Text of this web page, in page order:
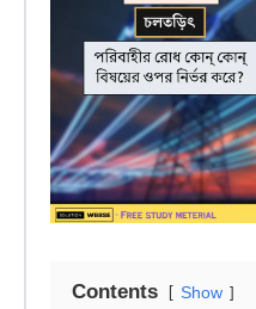
Contents Show